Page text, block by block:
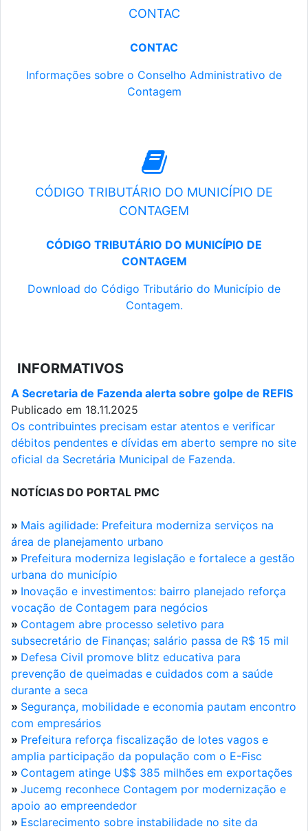
CONTAC
CONTAC
Informações sobre o Conselho Administrativo de
Contagem
CÓDIGO TRIBUTÁRIO DO MUNICÍPIO DE
CONTAGEM
CÓDIGO TRIBUTÁRIO DO MUNICÍPIO DE
CONTAGEM
Download do Código Tributário do Município de
Contagem.
INFORMATIVOS
A Secretaria de Fazenda alerta sobre golpe de REFIS
Publicado em 18.11.2025
Os contribuintes precisam estar atentos e verificar
débitos pendentes e dívidas em aberto sempre no site
oficial da Secretária Municipal de Fazenda.
NOTÍCIAS DO PORTAL PMC
» Mais agilidade: Prefeitura moderniza serviços na
área de planejamento urbano
» Prefeitura moderniza legislação e fortalece a gestão
urbana do município
» Inovação e investimentos: bairro planejado reforça
vocação de Contagem para negócios
» Contagem abre processo seletivo para
subsecretário de Finanças; salário passa de R$ 15 mil
» Defesa Civil promove blitz educativa para
prevenção de queimadas e cuidados com a saúde
durante a seca
» Segurança, mobilidade e economia pautam encontro
com empresários
» Prefeitura reforça fiscalização de lotes vagos e
amplia participação da população com o E-Fisc
» Contagem atinge U$$ 385 milhões em exportações
» Jucemg reconhece Contagem por modernização e
apoio ao empreendedor
» Esclarecimento sobre instabilidade no site da